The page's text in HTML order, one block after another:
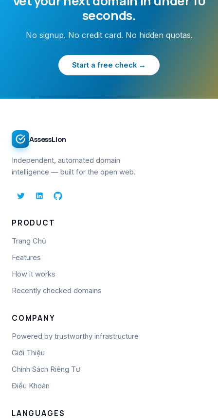
seconds.
No signup. No credit card. No hidden quotas.
Start a free check →
AssessLion
Independent, automated domain
intelligence — built for the open web.
PRODUCT
Trang Chủ
Features
How it works
Recently checked domains
COMPANY
Powered by trustworthy infrastructure
Giới Thiệu
Chính Sách Riêng Tư
Điều Khoản
LANGUAGES